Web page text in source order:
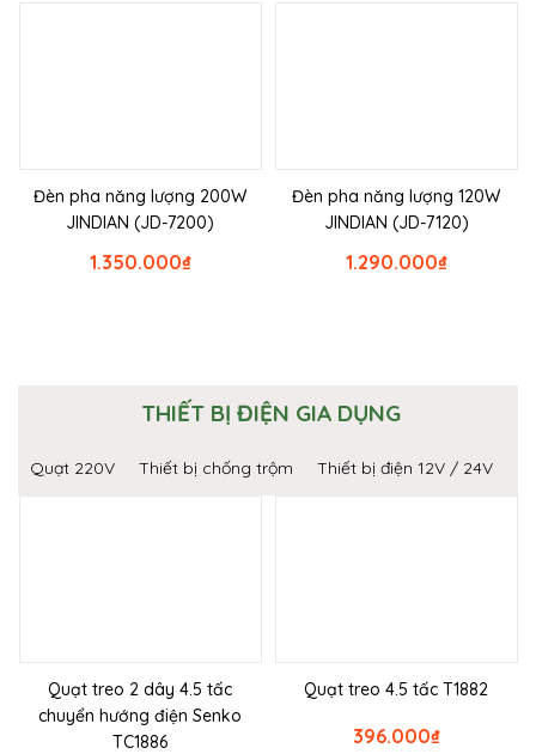
Đèn pha năng lượng 200W
JINDIAN (JD-7200)
₫
1.350.000
Đèn pha năng lượng 120W
JINDIAN (JD-7120)
₫
1.290.000
THIẾT BỊ ĐIỆN GIA DỤNG
Quạt 220V Thiết bị chống trộm Thiết bị điện 12V / 24V
Quạt treo 2 dây 4.5 tấc
chuyển hướng điện Senko
TC1886
Quạt treo 4.5 tấc T1882
₫
396.000